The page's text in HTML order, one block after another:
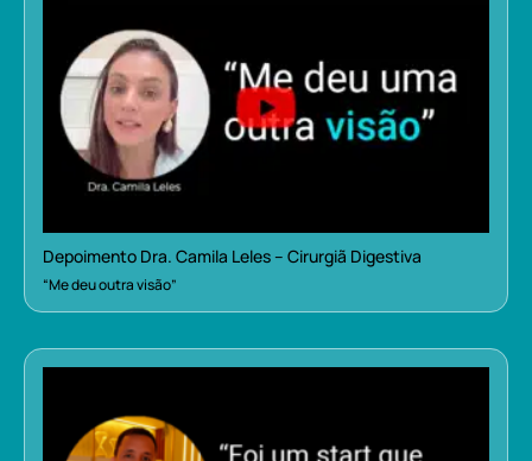
Depoimento Dra. Camila Leles – Cirurgiã Digestiva
“Me deu outra visão”